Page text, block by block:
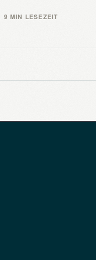
9 MIN LESEZEIT